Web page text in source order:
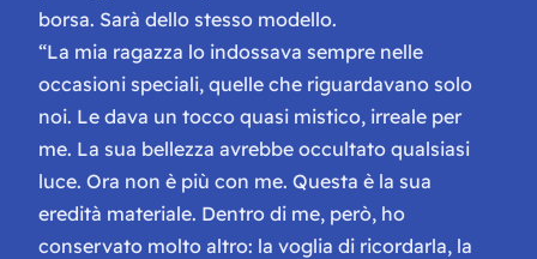
borsa. Sarà dello stesso modello.
“La mia ragazza lo indossava sempre nelle
occasioni speciali, quelle che riguardavano solo
noi. Le dava un tocco quasi mistico, irreale per
me. La sua bellezza avrebbe occultato qualsiasi
luce. Ora non è più con me. Questa è la sua
eredità materiale. Dentro di me, però, ho
conservato molto altro: la voglia di ricordarla, la